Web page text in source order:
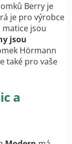
Berry je
je pro výrobce
jsou
jsou
Hörmann
také pro vaše
a